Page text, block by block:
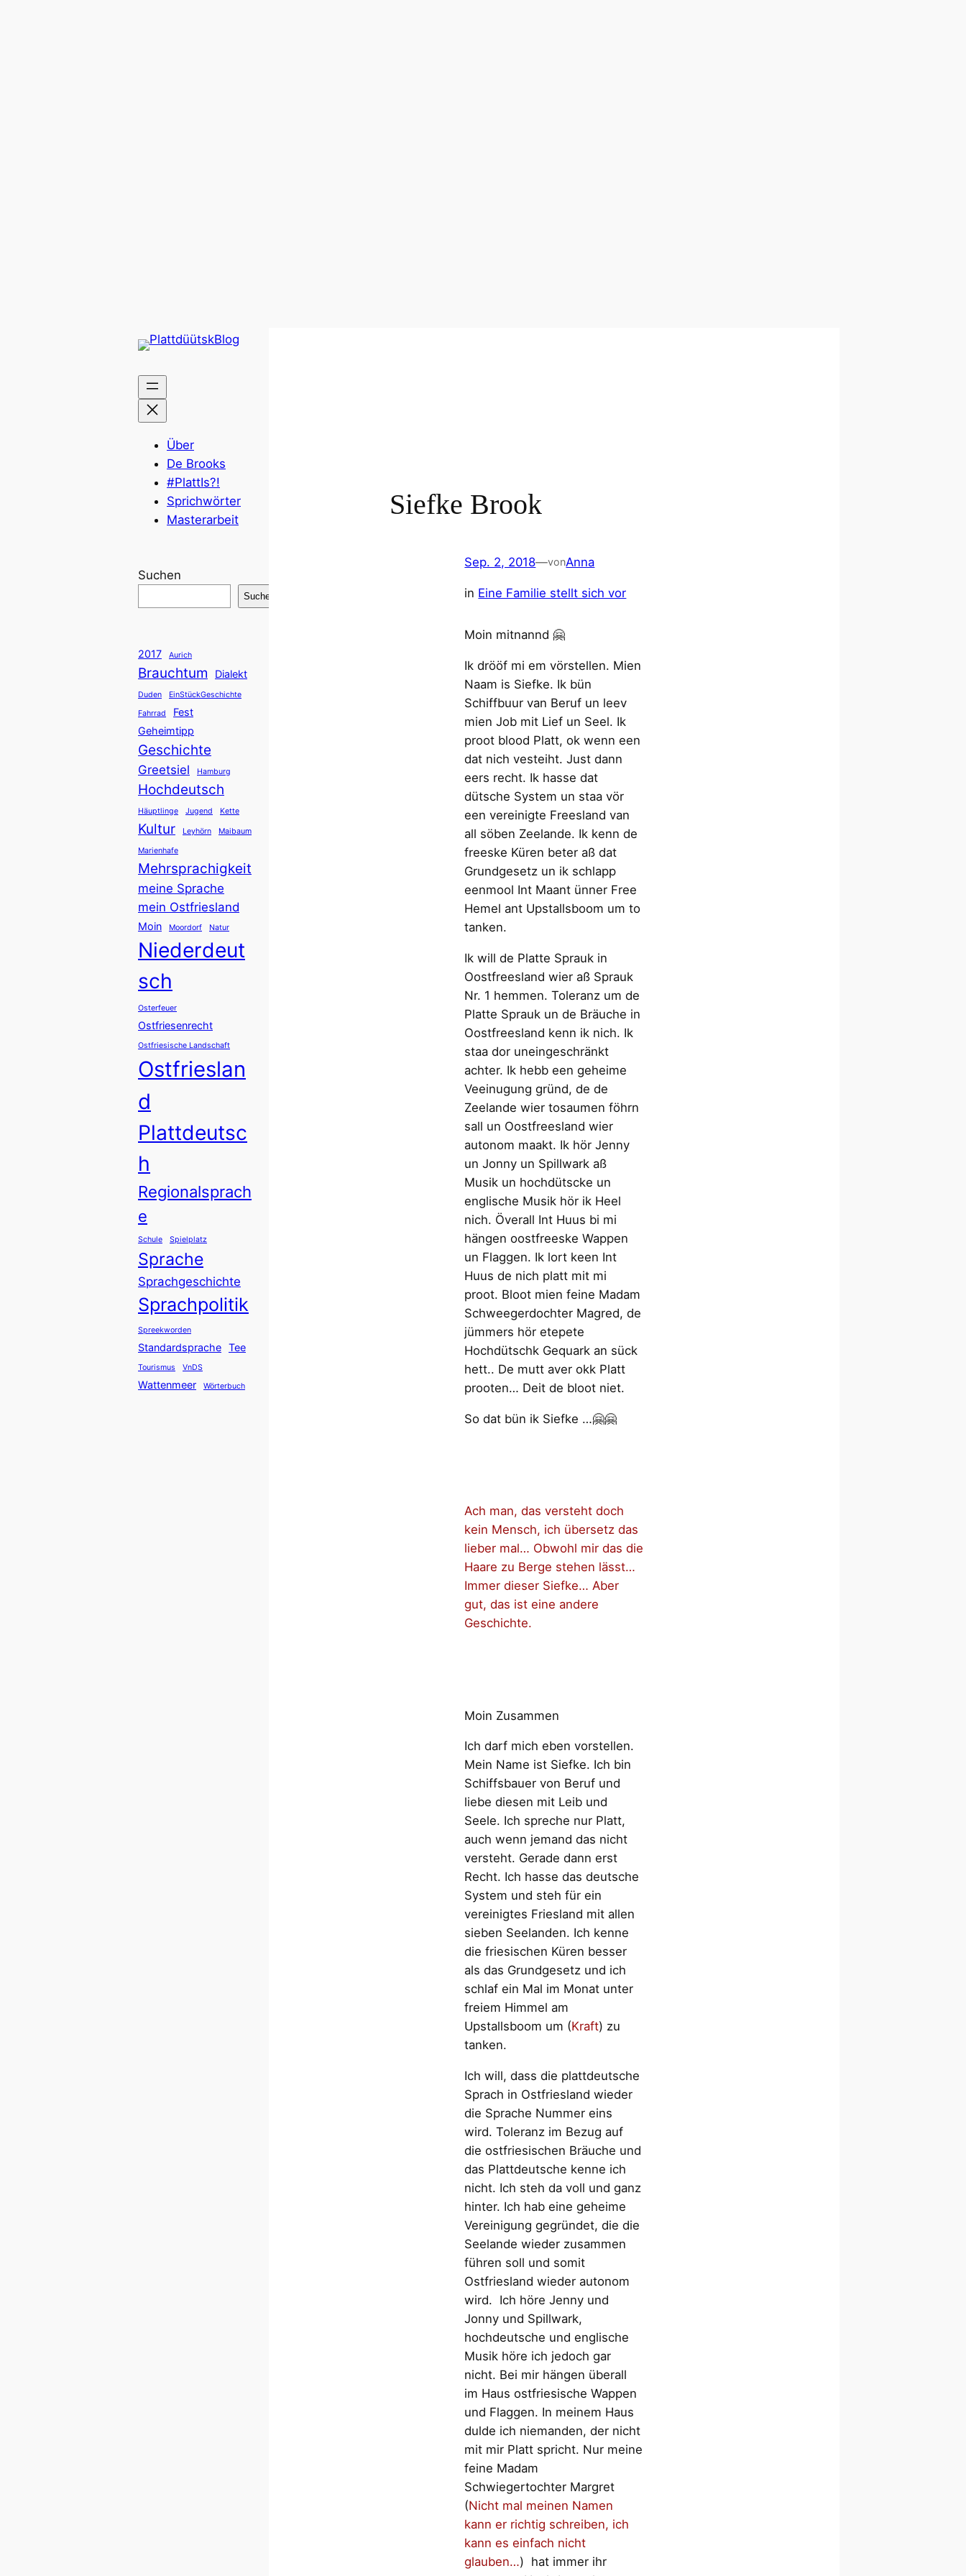
Über
De Brooks
#PlattIs?!
Sprichwörter
Masterarbeit
Suchen
Suchen
2017 Aurich
Brauchtum Dialekt
Duden
EinStückGeschichte
Fahrrad
Fest
Geheimtipp
Geschichte
Greetsiel Hamburg
Hochdeutsch
Häuptlinge Jugend Kette
Kultur Leyhörn Maibaum
Marienhafe
Mehrsprachigkeit
meine Sprache
mein Ostfriesland
Moin Moordorf Natur
Niederdeut
sch
Osterfeuer
Ostfriesenrecht
Ostfriesische Landschaft
Ostfrieslan
d
Plattdeutsc
h
Regionalsprach
e
Schule Spielplatz
Sprache
Sprachgeschichte
Sprachpolitik
Spreekworden
Standardsprache Tee
Tourismus VnDS
Wattenmeer Wörterbuch
Siefke Brook
Sep. 2, 2018—vonAnna
in Eine Familie stellt sich vor
Moin mitnannd 🤗
Ik drööf mi em vörstellen. Mien
Naam is Siefke. Ik bün
Schiffbuur van Beruf un leev
mien Job mit Lief un Seel. Ik
proot blood Platt, ok wenn een
dat nich vesteiht. Just dann
eers recht. Ik hasse dat
dütsche System un staa vör
een vereinigte Freesland van
all söben Zeelande. Ik kenn de
freeske Küren beter aß dat
Grundgesetz un ik schlapp
eenmool Int Maant ünner Free
Hemel ant Upstallsboom um to
tanken.
Ik will de Platte Sprauk in
Oostfreesland wier aß Sprauk
Nr. 1 hemmen. Toleranz um de
Platte Sprauk un de Bräuche in
Oostfreesland kenn ik nich. Ik
staa dor uneingeschränkt
achter. Ik hebb een geheime
Veeinugung gründ, de de
Zeelande wier tosaumen föhrn
sall un Oostfreesland wier
autonom maakt. Ik hör Jenny
un Jonny un Spillwark aß
Musik un hochdütscke un
englische Musik hör ik Heel
nich. Överall Int Huus bi mi
hängen oostfreeske Wappen
un Flaggen. Ik lort keen Int
Huus de nich platt mit mi
proot. Bloot mien feine Madam
Schweegerdochter Magred, de
jümmers hör etepete
Hochdütschk Gequark an sück
hett.. De mutt aver okk Platt
prooten… Deit de bloot niet.
So dat bün ik Siefke …🤗🤗
Ach man, das versteht doch
kein Mensch, ich übersetz das
lieber mal… Obwohl mir das die
Haare zu Berge stehen lässt…
Immer dieser Siefke… Aber
gut, das ist eine andere
Geschichte.
Moin Zusammen
Ich darf mich eben vorstellen.
Mein Name ist Siefke. Ich bin
Schiffsbauer von Beruf und
liebe diesen mit Leib und
Seele. Ich spreche nur Platt,
auch wenn jemand das nicht
versteht. Gerade dann erst
Recht. Ich hasse das deutsche
System und steh für ein
vereinigtes Friesland mit allen
sieben Seelanden. Ich kenne
die friesischen Küren besser
als das Grundgesetz und ich
schlaf ein Mal im Monat unter
freiem Himmel am
Upstallsboom um (Kraft) zu
tanken.
Ich will, dass die plattdeutsche
Sprach in Ostfriesland wieder
die Sprache Nummer eins
wird. Toleranz im Bezug auf
die ostfriesischen Bräuche und
das Plattdeutsche kenne ich
nicht. Ich steh da voll und ganz
hinter. Ich hab eine geheime
Vereinigung gegründet, die die
Seelande wieder zusammen
führen soll und somit
Ostfriesland wieder autonom
wird. Ich höre Jenny und
Jonny und Spillwark,
hochdeutsche und englische
Musik höre ich jedoch gar
nicht. Bei mir hängen überall
im Haus ostfriesische Wappen
und Flaggen. In meinem Haus
dulde ich niemanden, der nicht
mit mir Platt spricht. Nur meine
feine Madam
Schwiegertochter Margret
(Nicht mal meinen Namen
kann er richtig schreiben, ich
kann es einfach nicht
glauben…) hat immer ihr